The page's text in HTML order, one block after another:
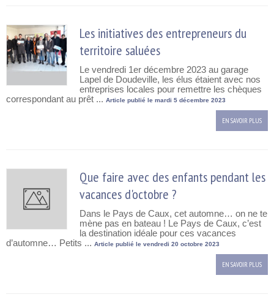
Les initiatives des entrepreneurs du
territoire saluées
Le vendredi 1er décembre 2023 au garage
Lapel de Doudeville, les élus étaient avec nos
entreprises locales pour remettre les chèques
correspondant au prêt ... Article publié le mardi 5 décembre 2023
EN SAVOIR PLUS
Que faire avec des enfants pendant les
vacances d'octobre ?
Dans le Pays de Caux, cet automne… on ne te
mène pas en bateau ! Le Pays de Caux, c’est
la destination idéale pour ces vacances
d’automne… Petits ... Article publié le vendredi 20 octobre 2023
EN SAVOIR PLUS